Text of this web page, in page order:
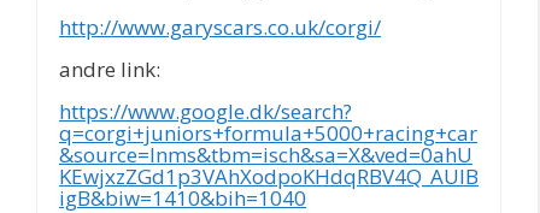
http://www.garyscars.co.uk/corgi/
andre link:
https://www.google.dk/search?
q=corgi+juniors+formula+5000+racing+car
&source=lnms&tbm=isch&sa=X&ved=0ahU
KEwjxzZGd1p3VAhXodpoKHdqRBV4Q_AUIB
igB&biw=1410&bih=1040